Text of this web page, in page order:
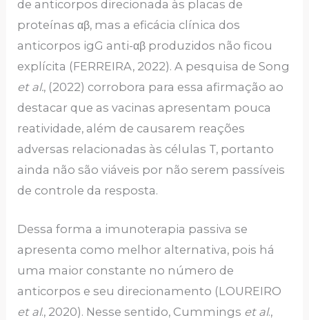
de anticorpos direcionada às placas de
proteínas αβ, mas a eficácia clínica dos
anticorpos igG anti-αβ produzidos não ficou
explícita (FERREIRA, 2022). A pesquisa de Song
et al., (2022) corrobora para essa afirmação ao
destacar que as vacinas apresentam pouca
reatividade, além de causarem reações
adversas relacionadas às células T, portanto
ainda não são viáveis por não serem passíveis
de controle da resposta.
Dessa forma a imunoterapia passiva se
apresenta como melhor alternativa, pois há
uma maior constante no número de
anticorpos e seu direcionamento (LOUREIRO
et al., 2020). Nesse sentido, Cummings et al.,